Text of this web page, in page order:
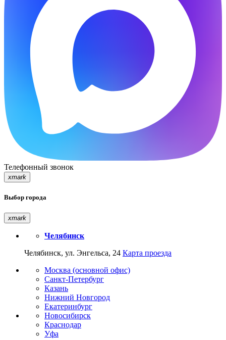
Телефонный звонок
xmark
Выбор города
xmark
Челябинск
Челябинск, ул. Энгельса, 24 Карта проезда
Москва (основной офис)
Санкт-Петербург
Казань
Нижний Новгород
Екатеринбург
Новосибирск
Краснодар
Уфа